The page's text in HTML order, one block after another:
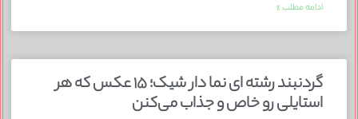
ادامه مطلب »
گردنبند رشته ای نما دار شیک؛ ۱۵ عکس که هر
استایلی رو خاص و جذاب می‌کنن